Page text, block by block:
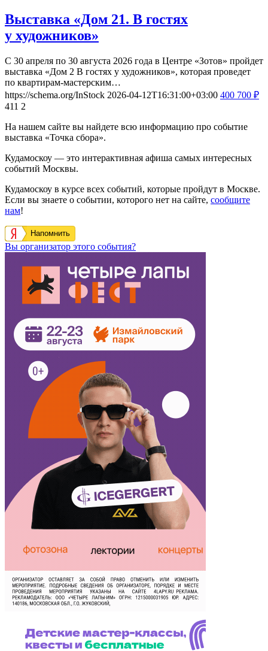
Выставка «Дом 21. В гостях
у художников»
С 30 апреля по 30 августа 2026 года в Центре «Зотов» пройдет
выставка «Дом 2 В гостях у художников», которая проведет
по квартирам-мастерским…
https://schema.org/InStock 2026-04-12T16:31:00+03:00 400 700 ₽
411 2
На нашем сайте вы найдете всю информацию про событие
выставка «Точка сбора».
Кудамоскоу — это интерактивная афиша самых интересных
событий Москвы.
Кудамоскоу в курсе всех событий, которые пройдут в Москве.
Если вы знаете о событии, которого нет на сайте, сообщите
нам!
Напомнить
Вы организатор этого события?